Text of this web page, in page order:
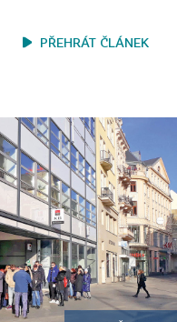
PŘEHRÁT ČLÁNEK